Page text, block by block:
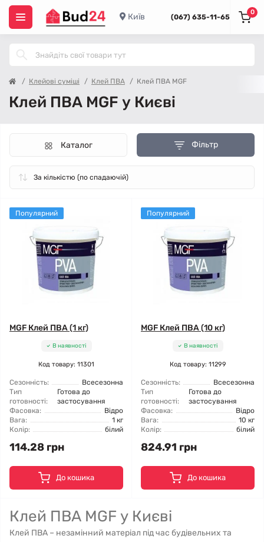
Київ (067) 635-11-65
0
Клейові суміші Клей ПВА Клей ПВА MGF
Клей ПВА MGF у Києві
Фільтр
Каталог
Популярний
MGF Клей ПВА (1 кг)
В наявності
Код товару: 11301
Сезонність:
Всесезонна
Тип
готовності:
Готова до
застосування
Фасовка:
Відро
Вага:
1 кг
Колір:
білий
114.28 грн
До кошика
Популярний
MGF Клей ПВА (10 кг)
В наявності
Код товару: 11299
Сезонність:
Всесезонна
Тип
готовності:
Готова до
застосування
Фасовка:
Відро
Вага:
10 кг
Колір:
білий
824.91 грн
До кошика
Клей ПВА MGF у Києві
Клей ПВА – незамінний матеріал під час будівельних та